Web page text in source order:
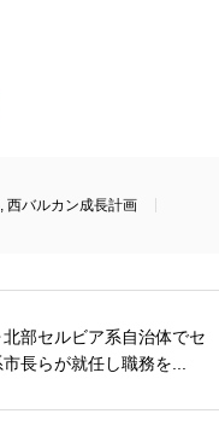
西バルカン成長計画
北部セルビア系自治体でセ
長らが就任し職務を...